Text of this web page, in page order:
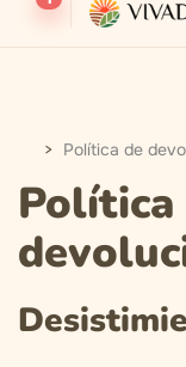
Envío
Política de
Política